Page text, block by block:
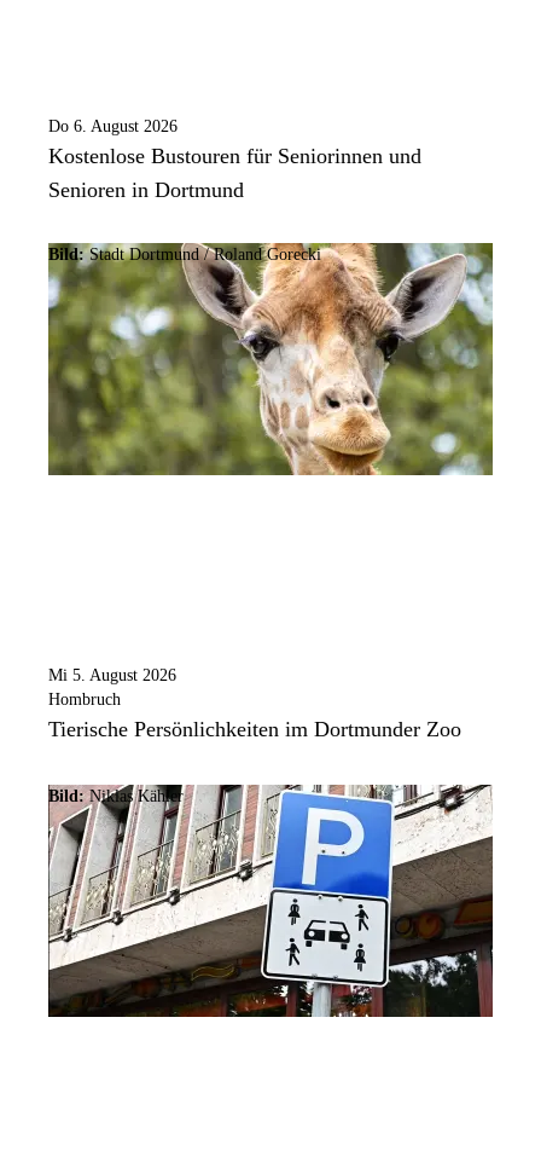
Do 6. August 2026
Kostenlose Bustouren für Seniorinnen und
Senioren in Dortmund
Bild:Stadt Dortmund / Roland Gorecki
Mi 5. August 2026
Hombruch
Tierische Persönlichkeiten im Dortmunder Zoo
Bild: Niklas Kähler